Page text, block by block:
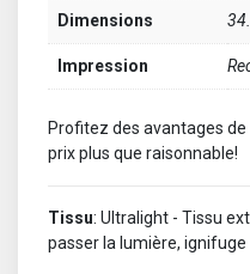
Dimensions
Impression
Profitez des avantages
prix plus que raisonnable!
Tissu: Ultralight - Tissu
passer la lumière, ignifuge